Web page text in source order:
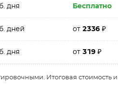
дня Бесплатно
дней от2336₽
дня от319₽
Итоговая стоимость